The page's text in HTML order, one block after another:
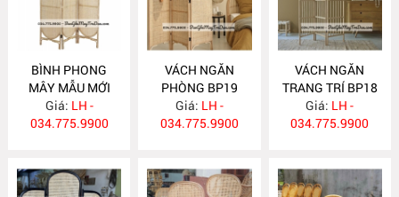
BÌNH PHONG
MÂY MẪU MỚI
BP20
Giá: LH -
034.775.9900
VÁCH NGĂN
PHÒNG BP19
Giá: LH -
034.775.9900
VÁCH NGĂN
TRANG TRÍ BP18
Giá: LH -
034.775.9900